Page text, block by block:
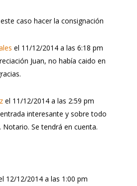
caso hacer la consignación
el 11/12/2014 a las 6:18 pm
Juan, no había caido en
el 11/12/2014 a las 2:59 pm
interesante y sobre todo
Notario. Se tendrá en cuenta.
12/12/2014 a las 1:00 pm